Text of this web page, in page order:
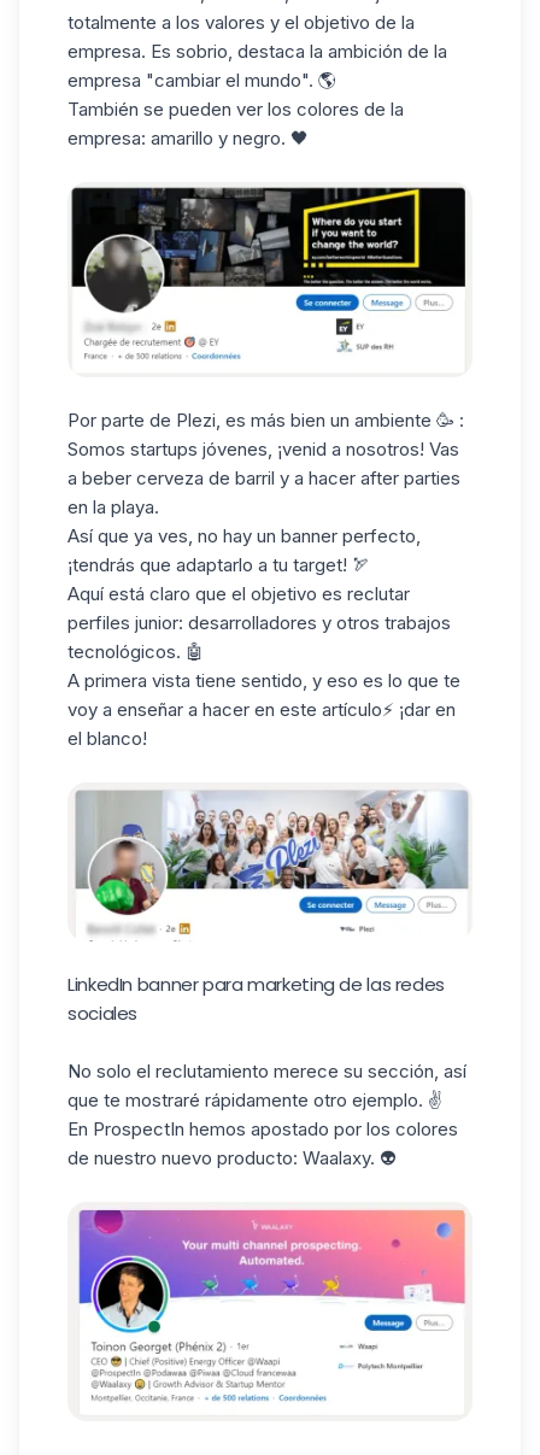
totalmente a los valores y el objetivo de la
empresa. Es sobrio, destaca la ambición de la
empresa "cambiar el mundo". 🌎
También se pueden ver los colores de la
empresa: amarillo y negro. 🖤
Por parte de Plezi, es más bien un ambiente 🥳 :
Somos startups jóvenes, ¡venid a nosotros! Vas
a beber cerveza de barril y a hacer after parties
en la playa.
Así que ya ves, no hay un banner perfecto,
¡tendrás que adaptarlo a tu target! 🏹
Aquí está claro que el objetivo es reclutar
perfiles junior: desarrolladores y otros trabajos
tecnológicos. 🤖
A primera vista tiene sentido, y eso es lo que te
voy a enseñar a hacer en este artículo⚡ ¡dar en
el blanco!
LinkedIn banner para marketing de las redes
sociales
No solo el reclutamiento merece su sección, así
que te mostraré rápidamente otro ejemplo. ✌️
En ProspectIn hemos apostado por los colores
de nuestro nuevo producto: Waalaxy. 👽